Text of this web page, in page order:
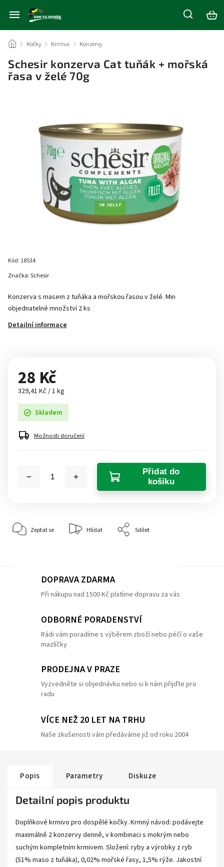
/ Kočky / Krmiva / Konzervy
Schesir konzerva Cat tuňák + mořská
řasa v želé 70g
Kód: 18534
Konzerva s masem z tuňáka a mořskou řasou v želé. Min
objednatelné množství 2 ks
Detailní informace
Značka:Schesir
28 Kč
329,41 Kč / 1 kg
Skladem
Možnosti doručení
Přidat do
košíku
Zeptat se Hlídat Sdílet
DOPRAVA ZDARMA
Při nákupu nad 1500 Kč platíme dopravu za vás
ODBORNÉ PORADENSTVÍ
Rádi vám poradíme s výběrem zboží nebo péčí o vaše
mazlíčky
PRODEJNA V PRAZE
Vyzvedněte si objednávku nebo si k nám přijďte pro
radu
VÍCE NEŽ 20 LET NA TRHU
Naše zkušenosti vám předáváme již od roku 2004
Popis Parametry Diskuze
Detailní popis produktu
Doplňkové krmivo pro dospělé kočky. Krmný návod: podávejte
maximálně 2 konzervy denně, v kombinaci s mokrým nebo
suchým kompletním krmivem. Složení: ryby a výrobky z ryb
(51% maso z tuňáka), 0,02% mořské řasy, 1,5% rýže. Jakostní